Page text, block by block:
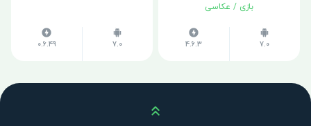
بازی / عکاسی
7.0
4.6.3
7.0
0.6.49
بالا